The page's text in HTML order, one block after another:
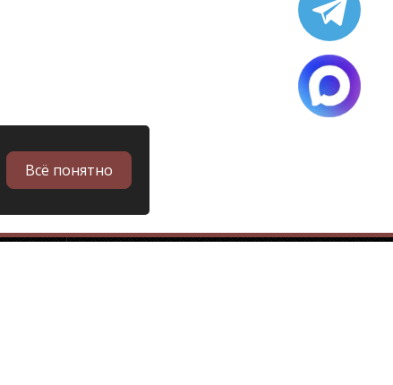
Всё понятно